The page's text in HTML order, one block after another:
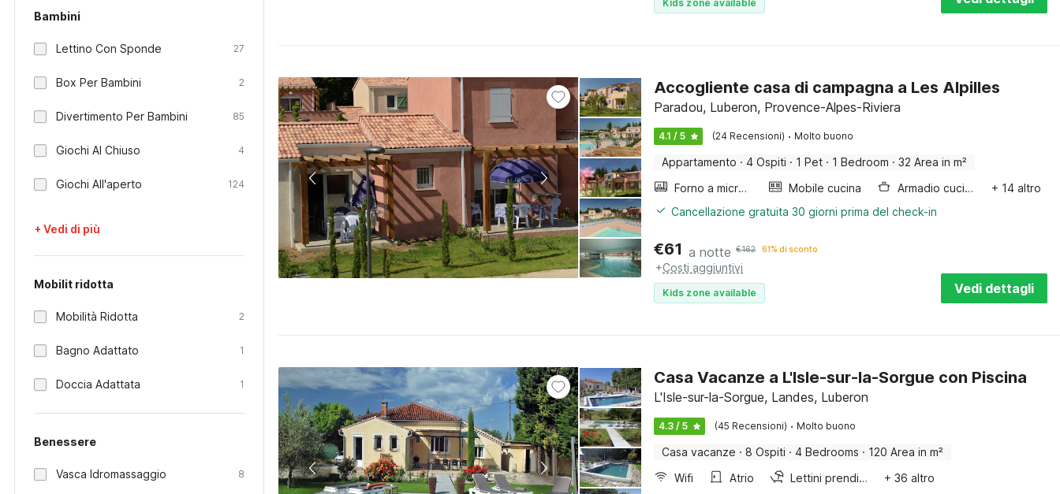
Bambini
Lettino Con Sponde 27
Box Per Bambini 2
Divertimento Per Bambini 85
Giochi Al Chiuso 4
Giochi All'aperto 124
+ Vedi di più
Mobilit ridotta
Mobilità Ridotta 2
Bagno Adattato 1
Doccia Adattata 1
Benessere
Vasca Idromassaggio 8
Kids zone available
Accogliente casa di campagna a Les Alpilles
Paradou, Luberon, Provence-Alpes-Riviera
4.1 / 5 (24 Recensioni) · Molto buono
Appartamento · 4 Ospiti · 1 Pet · 1 Bedroom · 32 Area in m²
Forno a microonde combinato
Mobile cucina Armadio cucina
+ 14 altro
Cancellazione gratuita 30 giorni prima del check-in
€61 a notte €162 61% di sconto
+Costi aggiuntivi
Kids zone available Vedi dettagli
Casa Vacanze a L'Isle-sur-la-Sorgue con Piscina
L'Isle-sur-la-Sorgue, Landes, Luberon
4.3 / 5 (45 Recensioni) · Molto buono
Casa vacanze · 8 Ospiti · 4 Bedrooms · 120 Area in m²
Wifi
Atrio Lettini prendisole
+ 36 altro